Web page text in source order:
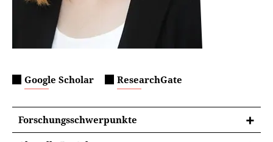
Google Scholar ResearchGate
Forschungsschwerpunkte